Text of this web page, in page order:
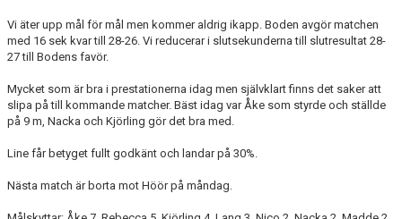
Vi äter upp mål för mål men kommer aldrig ikapp. Boden avgör matchen
med 16 sek kvar till 28-26. Vi reducerar i slutsekunderna till slutresultat 28-
27 till Bodens favör.
Mycket som är bra i prestationerna idag men självklart finns det saker att
slipa på till kommande matcher. Bäst idag var Åke som styrde och ställde
på 9 m, Nacka och Kjörling gör det bra med.
Line får betyget fullt godkänt och landar på 30%.
Nästa match är borta mot Höör på måndag.